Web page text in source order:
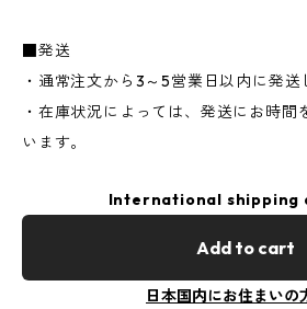
■発送
・通常注文から3～5営業日以内に発送
・在庫状況によっては、発送にお時間
います。
International shipping
Add to cart
日本国内にお住まいの